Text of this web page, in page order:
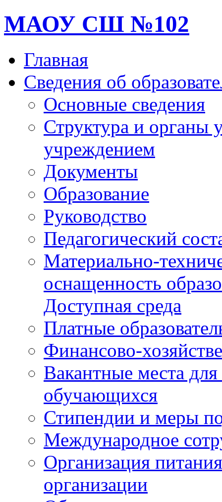
МАОУ СШ №102
Главная
Сведения об
Основные сведения
Структура и органы
учреждением
Документы
Образование
Руководство
Педагогический
Материально-
оснащенность
Доступная среда
Платные
Финансово-
Вакантные места
обучающихся
Стипендии и меры
Международное
Организация
организации